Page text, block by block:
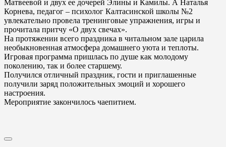
Матвеевой и двух ее дочерей Элины и Камилы. А Наталья
Корнева, педагог – психолог Калтасинской школы №2
увлекательно провела тренинговые упражнения, игры и
прочитала притчу «О двух свечах».
На протяжении всего праздника в читальном зале царила
необыкновенная атмосфера домашнего уюта и теплоты.
Игровая программа пришлась по душе как молодому
поколению, так и более старшему.
Получился отличный праздник, гости и приглашенные
получили заряд положительных эмоций и хорошего
настроения.
Мероприятие закончилось чаепитием.